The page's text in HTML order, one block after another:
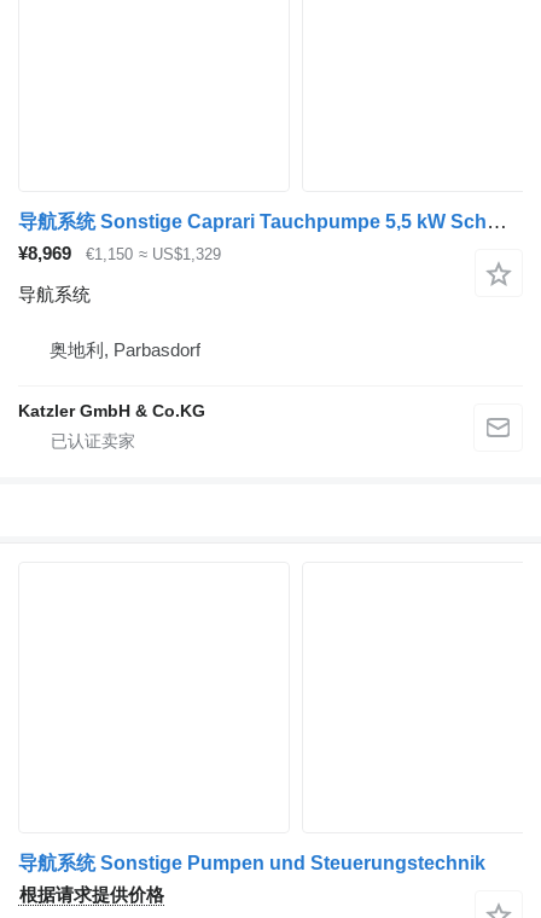
导航系统 Sonstige Caprari Tauchpumpe 5,5 kW Schmutzwasserpumpe Abw
¥8,969 €1,150 ≈ US$1,329
导航系统
奥地利, Parbasdorf
Katzler GmbH & Co.KG
导航系统 Sonstige Pumpen und Steuerungstechnik
根据请求提供价格